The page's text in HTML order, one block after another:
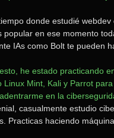
donde estudié
popular en ese momento
IAs como Bolt te pueden
he estado practicando
Linux Mint, Kali y Parrot
en la
casualmente estudio
Practicas haciendo